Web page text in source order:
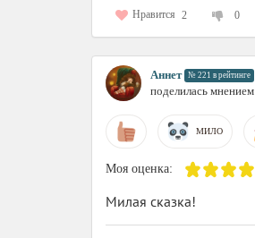
Нравится 2 0
Аннет № 221 в рейтинге
поделилась мнением
МИЛО
Моя оценка:
Милая сказка!